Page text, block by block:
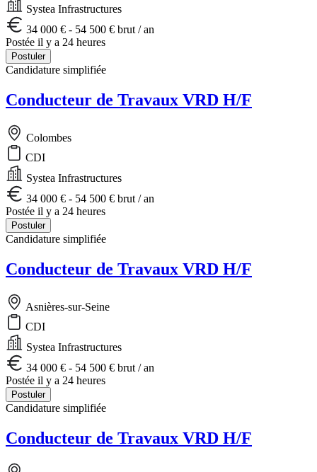
Systea Infrastructures
34 000 € - 54 500 € brut / an
Postée il y a 24 heures
Postuler
Candidature simplifiée
Conducteur de Travaux VRD H/F
Colombes
CDI
Systea Infrastructures
34 000 € - 54 500 € brut / an
Postée il y a 24 heures
Postuler
Candidature simplifiée
Conducteur de Travaux VRD H/F
Asnières-sur-Seine
CDI
Systea Infrastructures
34 000 € - 54 500 € brut / an
Postée il y a 24 heures
Postuler
Candidature simplifiée
Conducteur de Travaux VRD H/F